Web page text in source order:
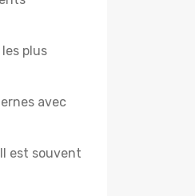
plus
avec
est souvent